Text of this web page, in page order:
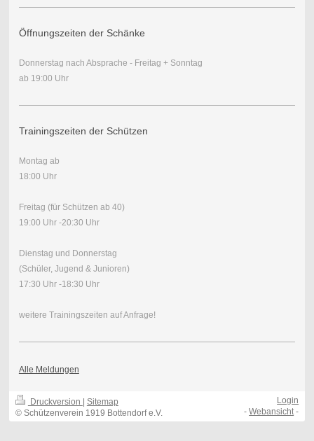
Öffnungszeiten der Schänke
Donnerstag nach Absprache - Freitag + Sonntag
ab 19:00 Uhr
Trainingszeiten der Schützen
Montag ab
18:00 Uhr
Freitag (für Schützen ab 40)
19:00 Uhr -20:30 Uhr
Dienstag und Donnerstag
(Schüler, Jugend & Junioren)
17:30 Uhr -18:30 Uhr
weitere Trainingszeiten auf Anfrage!
Alle Meldungen
Druckversion | Sitemap
© Schützenverein 1919 Bottendorf e.V.
Login
-Webansicht -